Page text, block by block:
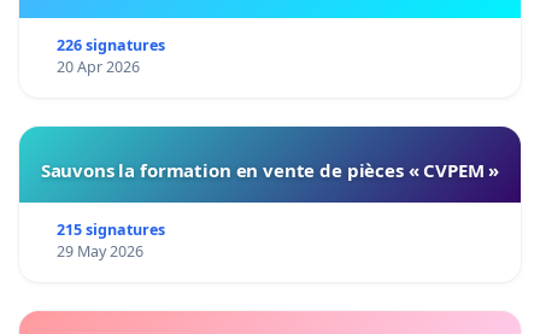
226 signatures
20 Apr 2026
Sauvons la formation en vente de pièces « CVPEM »
215 signatures
29 May 2026